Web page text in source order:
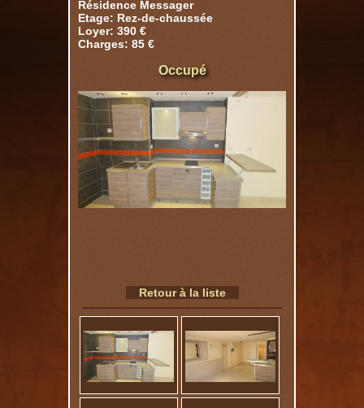
Résidence Messager
Etage: Rez-de-chaussée
Loyer: 390 €
Charges: 85 €
Occupé
Retour à la liste